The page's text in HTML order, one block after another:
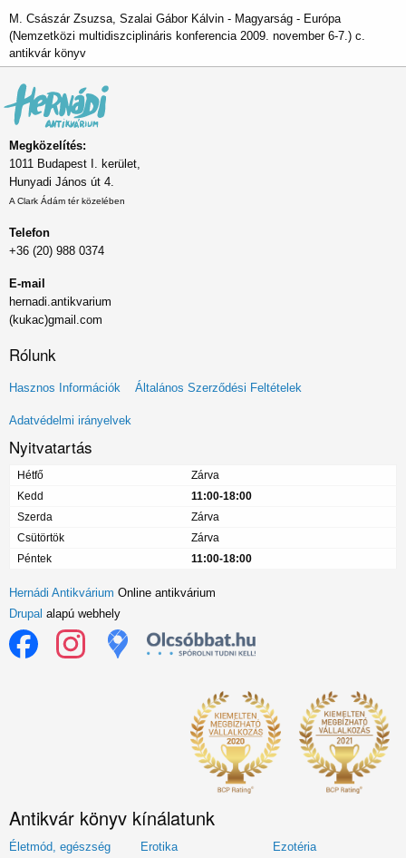
M. Császár Zsuzsa, Szalai Gábor Kálvin - Magyarság - Európa
(Nemzetközi multidiszciplináris konferencia 2009. november 6-7.) c.
antikvár könyv
Megközelítés:
1011 Budapest I. kerület,
Hunyadi János út 4.
A Clark Ádám tér közelében
Telefon
+36 (20) 988 0374
E-mail
hernadi.antikvarium
(kukac)gmail.com
Rólunk
Lábléc
menü
Hasznos Információk Általános Szerződési Feltételek
Adatvédelmi irányelvek
Nyitvatartás
Hétfő
Zárva
Kedd
11:00-18:00
Szerda
Zárva
Csütörtök
Zárva
Péntek
11:00-18:00
Hernádi Antikvárium Online antikvárium
Drupal alapú webhely
Antikvár könyv kínálatunk
Életmód, egészség Erotika Ezotéria